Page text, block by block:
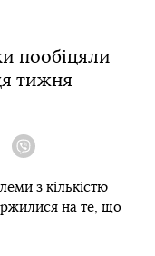
пообіцяли
тижня
Viber
з кількістю
на те, що